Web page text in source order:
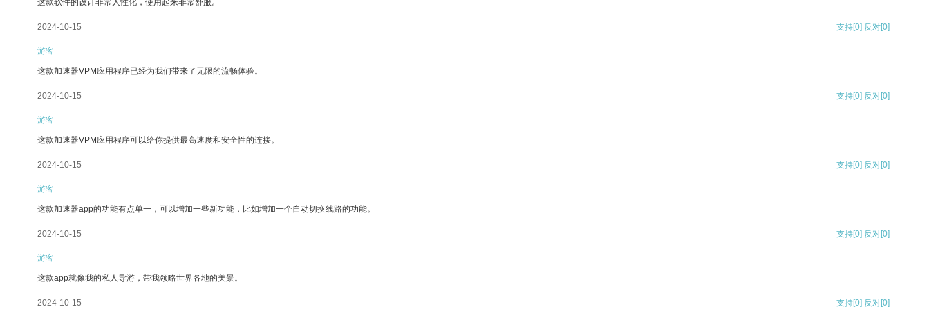
这款软件的设计非常人性化，使用起来非常舒服。
2024-10-15 支持[0] 反对[0]
游客
这款加速器VPM应用程序已经为我们带来了无限的流畅体验。
2024-10-15 支持[0] 反对[0]
游客
这款加速器VPM应用程序可以给你提供最高速度和安全性的连接。
2024-10-15 支持[0] 反对[0]
游客
这款加速器app的功能有点单一，可以增加一些新功能，比如增加一个自动切换线路的功能。
2024-10-15 支持[0] 反对[0]
游客
这款app就像我的私人导游，带我领略世界各地的美景。
2024-10-15 支持[0] 反对[0]